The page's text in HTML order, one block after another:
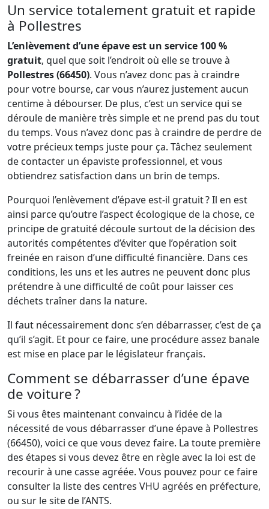
Un service totalement gratuit et rapide
à Pollestres
L’enlèvement d’une épave est un service 100 %
gratuit, quel que soit l’endroit où elle se trouve à
Pollestres (66450). Vous n’avez donc pas à craindre
pour votre bourse, car vous n’aurez justement aucun
centime à débourser. De plus, c’est un service qui se
déroule de manière très simple et ne prend pas du tout
du temps. Vous n’avez donc pas à craindre de perdre de
votre précieux temps juste pour ça. Tâchez seulement
de contacter un épaviste professionnel, et vous
obtiendrez satisfaction dans un brin de temps.
Pourquoi l’enlèvement d’épave est-il gratuit ? Il en est
ainsi parce qu’outre l’aspect écologique de la chose, ce
principe de gratuité découle surtout de la décision des
autorités compétentes d’éviter que l’opération soit
freinée en raison d’une difficulté financière. Dans ces
conditions, les uns et les autres ne peuvent donc plus
prétendre à une difficulté de coût pour laisser ces
déchets traîner dans la nature.
Il faut nécessairement donc s’en débarrasser, c’est de ça
qu’il s’agit. Et pour ce faire, une procédure assez banale
est mise en place par le législateur français.
Comment se débarrasser d’une épave
de voiture ?
Si vous êtes maintenant convaincu à l’idée de la
nécessité de vous débarrasser d’une épave à Pollestres
(66450), voici ce que vous devez faire. La toute première
des étapes si vous devez être en règle avec la loi est de
recourir à une casse agréée. Vous pouvez pour ce faire
consulter la liste des centres VHU agréés en préfecture,
ou sur le site de l’ANTS.